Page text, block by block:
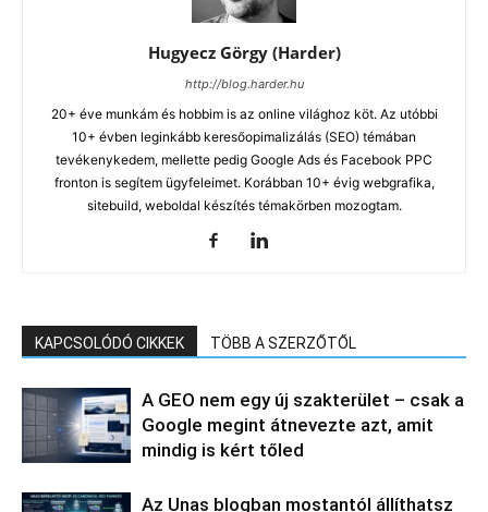
Hugyecz Görgy (Harder)
http://blog.harder.hu
20+ éve munkám és hobbim is az online világhoz köt. Az utóbbi
10+ évben leginkább keresőopimalizálás (SEO) témában
tevékenykedem, mellette pedig Google Ads és Facebook PPC
fronton is segítem ügyfeleimet. Korábban 10+ évig webgrafika,
sitebuild, weboldal készítés témakörben mozogtam.
KAPCSOLÓDÓ CIKKEK TÖBB A SZERZŐTŐL
A GEO nem egy új szakterület – csak a
Google megint átnevezte azt, amit
mindig is kért tőled
Az Unas blogban mostantól állíthatsz